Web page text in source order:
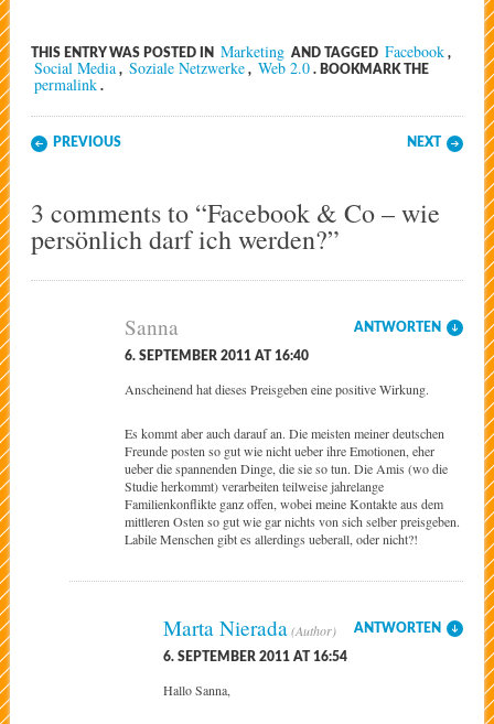
THIS ENTRY WAS POSTED IN Marketing AND TAGGED Facebook ,
Social Media , Soziale Netzwerke , Web 2.0 . BOOKMARK THE
permalink .
Post navigation
PREVIOUS NEXT
3 comments to “Facebook & Co – wie
persönlich darf ich werden?”
Sanna
6. SEPTEMBER 2011 AT 16:40
ANTWORTEN
Anscheinend hat dieses Preisgeben eine positive Wirkung.
Es kommt aber auch darauf an. Die meisten meiner deutschen
Freunde posten so gut wie nicht ueber ihre Emotionen, eher
ueber die spannenden Dinge, die sie so tun. Die Amis (wo die
Studie herkommt) verarbeiten teilweise jahrelange
Familienkonflikte ganz offen, wobei meine Kontakte aus dem
mittleren Osten so gut wie gar nichts von sich selber preisgeben.
Labile Menschen gibt es allerdings ueberall, oder nicht?!
Marta Nierada
6. SEPTEMBER 2011 AT 16:54
ANTWORTEN
Hallo Sanna,